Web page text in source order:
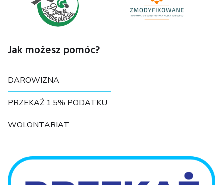
Jak możesz pomóc?
DAROWIZNA
PRZEKAŻ 1,5% PODATKU
WOLONTARIAT